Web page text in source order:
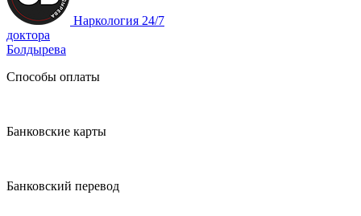
Наркология 24/7
доктора
Болдырева
Способы оплаты
Банковские карты
Банковский перевод